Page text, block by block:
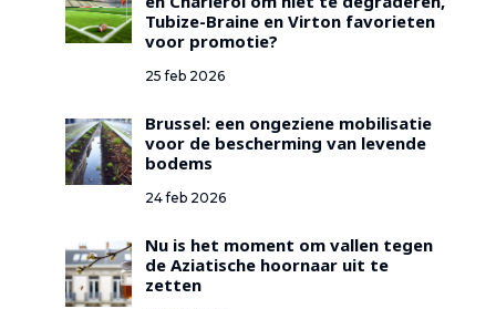
Tubize-Braine en Virton favorieten
voor promotie?
25 feb 2026
Brussel: een ongeziene mobilisatie
voor de bescherming van levende
bodems
24 feb 2026
Nu is het moment om vallen tegen
de Aziatische hoornaar uit te
zetten